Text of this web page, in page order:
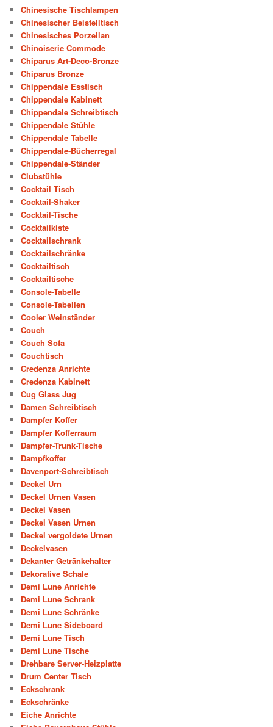
Chinesische Tischlampen
Chinesischer Beistelltisch
Chinesisches Porzellan
Chinoiserie Commode
Chiparus Art-Deco-Bronze
Chiparus Bronze
Chippendale Esstisch
Chippendale Kabinett
Chippendale Schreibtisch
Chippendale Stühle
Chippendale Tabelle
Chippendale-Bücherregal
Chippendale-Ständer
Clubstühle
Cocktail Tisch
Cocktail-Shaker
Cocktail-Tische
Cocktailkiste
Cocktailschrank
Cocktailschränke
Cocktailtisch
Cocktailtische
Console-Tabelle
Console-Tabellen
Cooler Weinständer
Couch
Couch Sofa
Couchtisch
Credenza Anrichte
Credenza Kabinett
Cug Glass Jug
Damen Schreibtisch
Dampfer Koffer
Dampfer Kofferraum
Dampfer-Trunk-Tische
Dampfkoffer
Davenport-Schreibtisch
Deckel Urn
Deckel Urnen Vasen
Deckel Vasen
Deckel Vasen Urnen
Deckel vergoldete Urnen
Deckelvasen
Dekanter Getränkehalter
Dekorative Schale
Demi Lune Anrichte
Demi Lune Schrank
Demi Lune Schränke
Demi Lune Sideboard
Demi Lune Tisch
Demi Lune Tische
Drehbare Server-Heizplatte
Drum Center Tisch
Eckschrank
Eckschränke
Eiche Anrichte